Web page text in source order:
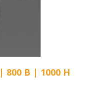
B | 1000 H